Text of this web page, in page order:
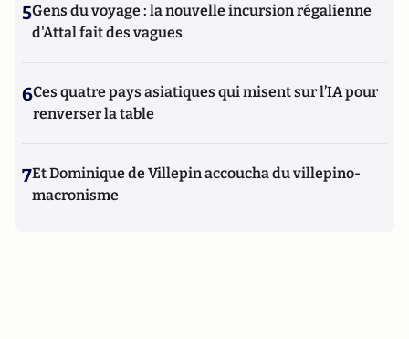
5Gens du voyage : la nouvelle incursion régalienne
d'Attal fait des vagues
6Ces quatre pays asiatiques qui misent sur l’IA pour
renverser la table
7Et Dominique de Villepin accoucha du villepino-
macronisme